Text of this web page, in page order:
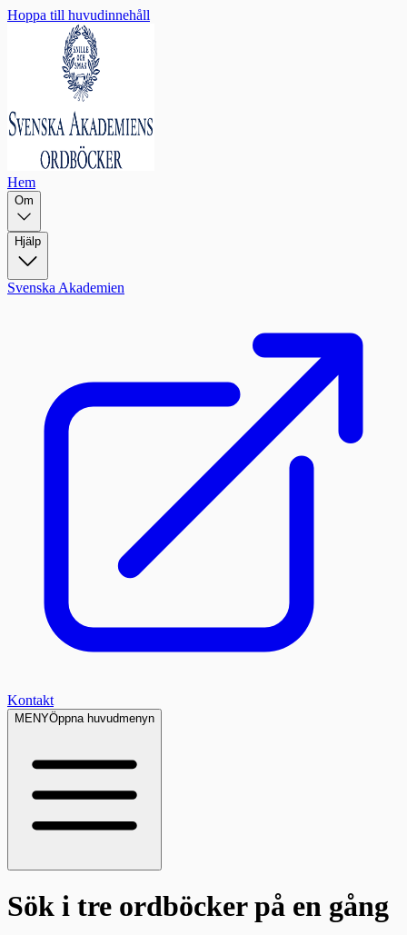
Hoppa till huvudinnehåll
Hem
Om
Hjälp
Svenska Akademien
Kontakt
MENYÖppna huvudmenyn
Sök i tre ordböckerpå en gång